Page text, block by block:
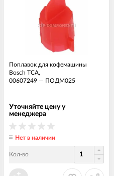
Поплавок для кофемашины
Bosch TCA,
00607249 — ПОДМ025
Уточняйте цену у
менеджера
Нет в наличии
Кол-во